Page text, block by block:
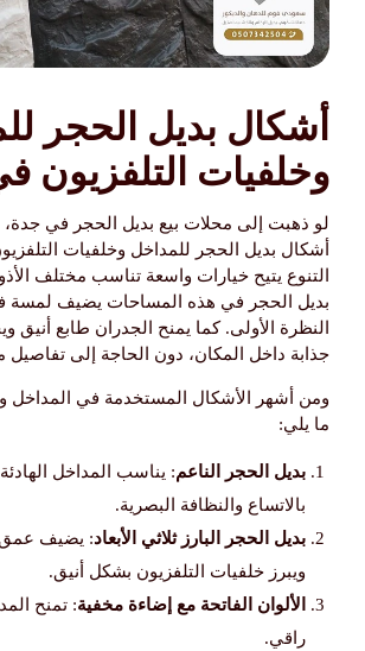
أشكال بديل الحجر
وخلفيات التلفزيون
لو ذهبت إلى محلات بيع بديل الحجر في
أشكال بديل الحجر للمداخل وخلفيات
التنوع يتيح خيارات واسعة تناسب مختلف
بديل الحجر في هذه المساحات يضيف لمسة
النظرة الأولى. كما يمنح الجدران طابع أنيق
جذابة داخل المكان، دون الحاجة إلى تفاصيل
ومن أشهر الأشكال المستخدمة في المداخل
ما يلي:
بديل الحجر الناعم: يناسب المداخل
بالاتساع والنظافة البصرية.
بديل الحجر البارز ثلاثي الأبعاد: يضيف عمق
ويبرز خلفيات التلفزيون بشكل أنيق.
الألوان الفاتحة مع إضاءة مخفية: تمنح
راقي.